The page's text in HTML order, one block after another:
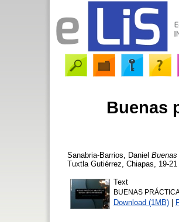
Buenas
Sanabria-Barrios, Daniel
Tuxtla Gutiérrez, Chiapas, 19-
Text
BUENAS
Download (1MB) |